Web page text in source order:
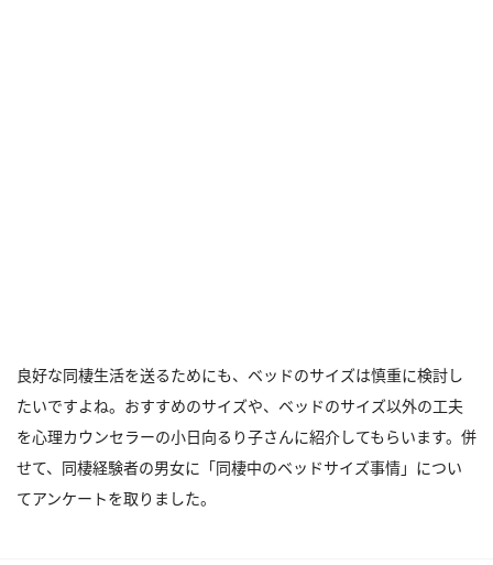
良好な同棲生活を送るためにも、ベッドのサイズは慎重に検討し
たいですよね。おすすめのサイズや、ベッドのサイズ以外の工夫
を心理カウンセラーの小日向るり子さんに紹介してもらいます。併
せて、同棲経験者の男女に「同棲中のベッドサイズ事情」につい
てアンケートを取りました。